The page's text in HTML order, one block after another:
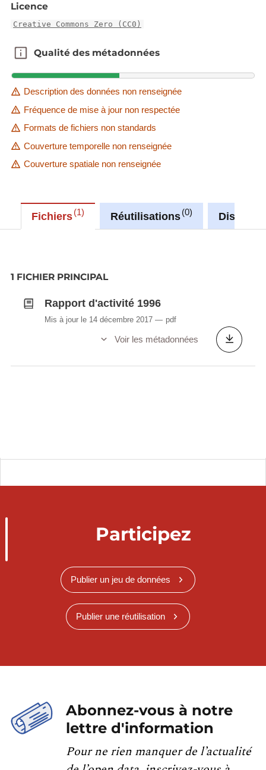
Licence
Creative Commons Zero (CC0)
Qualité des métadonnées
Qualité des métadonnées
Description des données non renseignée
Fréquence de mise à jour non respectée
Formats de fichiers non standards
Couverture temporelle non renseignée
Couverture spatiale non renseignée
Fichiers 1 Réutilisations 0
1 FICHIER PRINCIPAL
Rapport d'activité 1996
Mis à jour le 14 décembre 2017 pdf
Voir les métadonnées
Participez
Publier un jeu de données
Publier une réutilisation
Abonnez-vous à notre
lettre d'information
Pour ne rien manquer de l’actualité